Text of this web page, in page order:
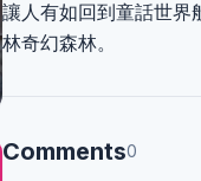
讓人有如回到童話世界
林奇幻森林。
Comments0